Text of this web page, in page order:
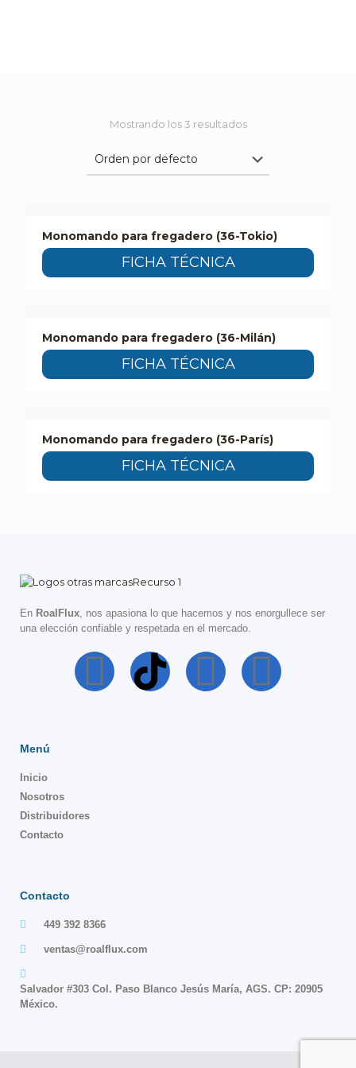
Mostrando los 3 resultados
Monomando para fregadero (36-Tokio)
FICHA TÉCNICA
Monomando para fregadero (36-Milán)
FICHA TÉCNICA
Monomando para fregadero (36-París)
FICHA TÉCNICA
En RoalFlux, nos apasiona lo que hacemos y nos enorgullece ser
una elección confiable y respetada en el mercado.
Menú
Inicio
Nosotros
Distribuidores
Contacto
Contacto
449 392 8366
ventas@roalflux.com
Salvador #303 Col. Paso Blanco Jesús María, AGS. CP: 20905
México.